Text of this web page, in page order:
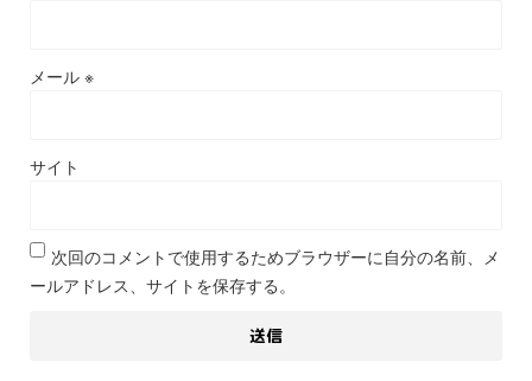
メール ※
サイト
次回のコメントで使用するためブラウザーに自分の名前、メ
ールアドレス、サイトを保存する。